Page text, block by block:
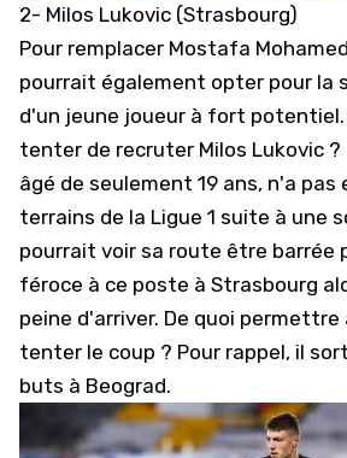
2- Milos Lukovic (Strasbourg)
Pour remplacer Mostafa
pourrait également opter pour la
d'un jeune joueur à fort potentiel.
tenter de recruter Milos Lukovic ?
âgé de seulement 19 ans, n'a pas
terrains de la Ligue 1 suite à une
pourrait voir sa route être barrée
féroce à ce poste à Strasbourg
peine d'arriver. De quoi permettre
tenter le coup ? Pour rappel, il
buts à Beograd.